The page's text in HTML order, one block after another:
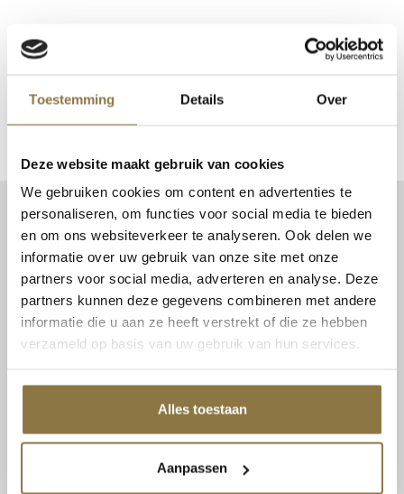
Toestemming Details Over
Deze website maakt gebruik van cookies
We gebruiken cookies om content en advertenties te
personaliseren, om functies voor social media te bieden
en om ons websiteverkeer te analyseren. Ook delen we
informatie over uw gebruik van onze site met onze
partners voor social media, adverteren en analyse. Deze
partners kunnen deze gegevens combineren met andere
informatie die u aan ze heeft verstrekt of die ze hebben
verzameld op basis van uw gebruik van hun services.
Alles toestaan
Aanpassen
Login om te kunnen bestellen of uw inkoopprijs te zien. Nog geen account?
CONTACT
Patent Niveau BV
Haarbos 1
3953 HA Maarsbergen
Tel:0343 70 37 57
info@niveau-vbs.nl